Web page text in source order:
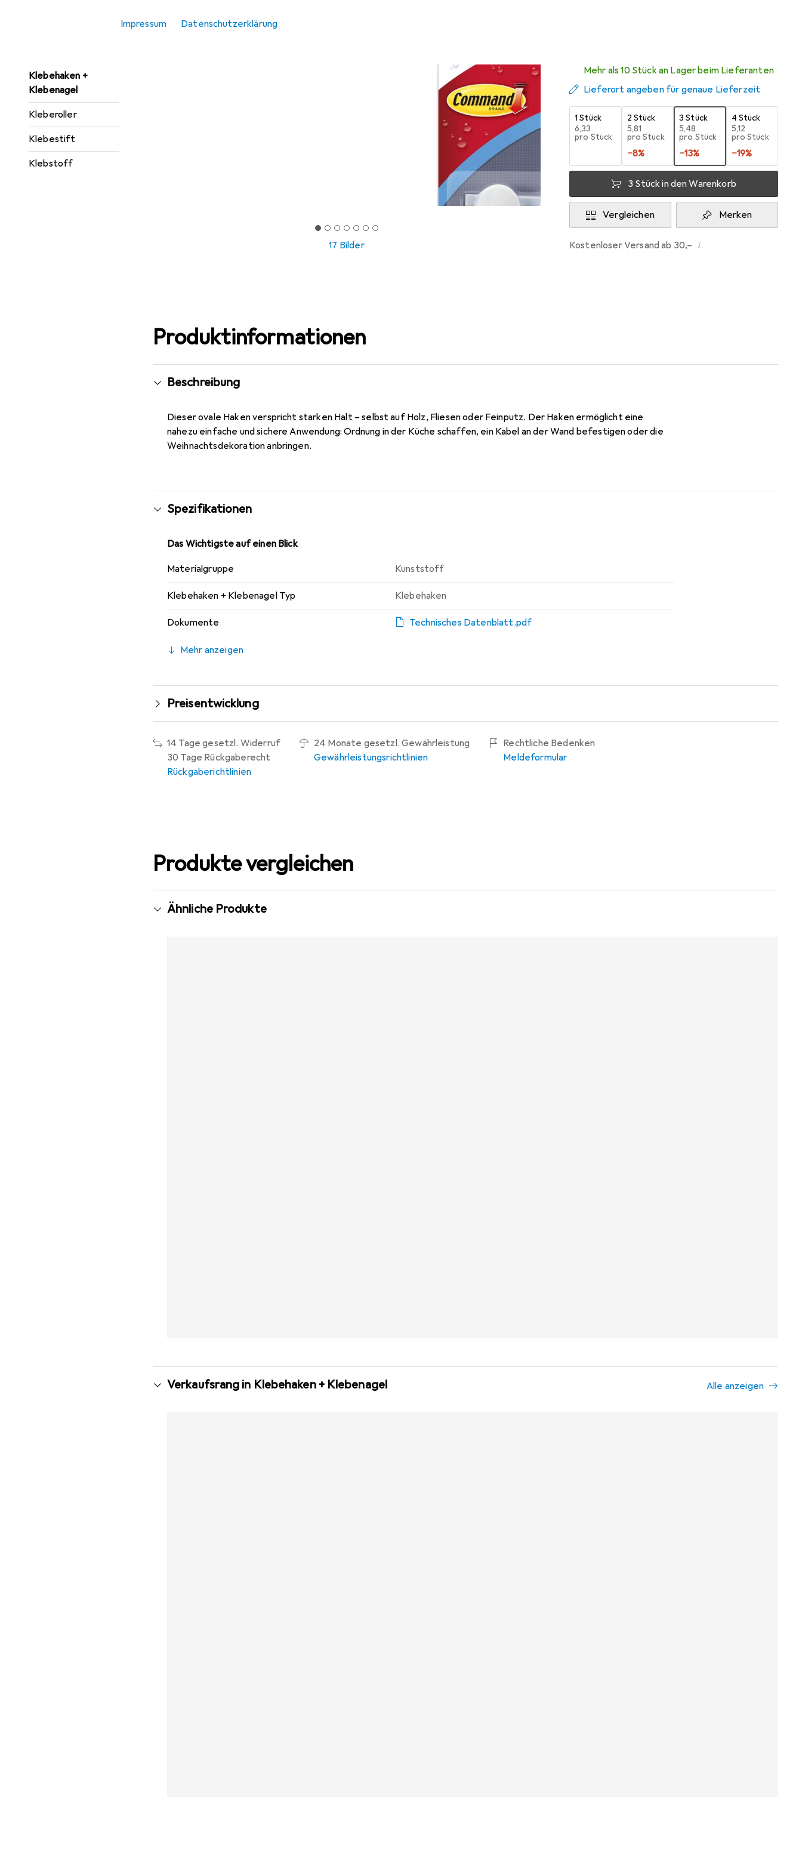
Impressum Datenschutzerklärung
Klebehaken +
Klebenagel
Kleberoller
Klebestift
Klebstoff
17 Bilder
Mehr als 10 Stück an Lager beim Lieferanten
Lieferort angeben für genaue Lieferzeit
1 Stück
EUR
6,33
pro Stück
2 Stück
EUR
5,81
pro Stück
−8%
3 Stück
EUR
5,48
pro Stück
−13%
4 Stück
EUR
5,12
pro Stück
−19%
3 Stück in den Warenkorb
Vergleichen Merken
Kostenloser Versand ab 30,– i
Produktinformationen
Beschreibung
Dieser ovale Haken verspricht starken Halt – selbst auf Holz, Fliesen oder Feinputz. Der Haken ermöglicht eine
nahezu einfache und sichere Anwendung: Ordnung in der Küche schaffen, ein Kabel an der Wand befestigen oder die
Weihnachtsdekoration anbringen.
Spezifikationen
Das Wichtigste auf einen Blick
Materialgruppe Kunststoff
Klebehaken + Klebenagel Typ Klebehaken
Dokumente Technisches Datenblatt.pdf
Mehr anzeigen
Preisentwicklung
14 Tage gesetzl. Widerruf
30 Tage Rückgaberecht
Rückgaberichtlinien
24 Monate gesetzl. Gewährleistung
Gewährleistungsrichtlinien
Rechtliche Bedenken
Meldeformular
Produkte vergleichen
Ähnliche Produkte
Verkaufsrang in Klebehaken + Klebenagel Alle anzeigen